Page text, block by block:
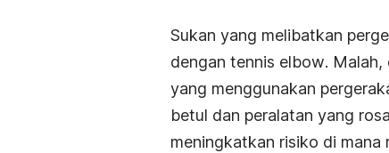
Sukan yang melibatkan
dengan tennis elbow.
yang menggunakan
betul dan peralatan yang
meningkatkan risiko di mana